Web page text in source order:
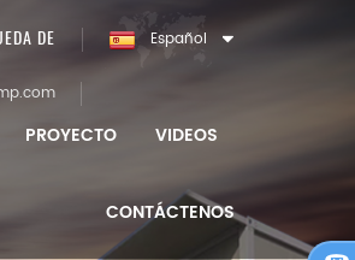
Español
DE
PROYECTO VIDEOS
CONTÁCTENOS